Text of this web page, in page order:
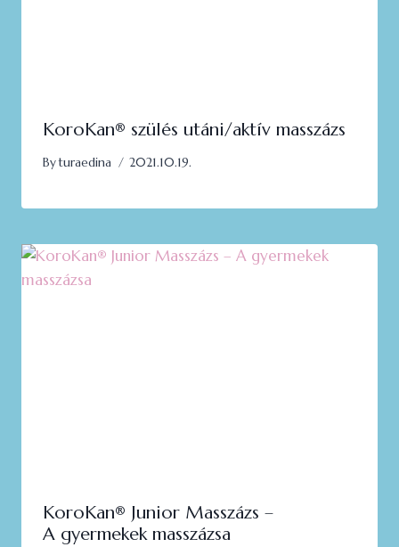
KoroKan®️ szülés utáni/aktív masszázs
Byturaedina 2021.10.19.
KoroKan®️ Junior Masszázs –
A gyermekek masszázsa